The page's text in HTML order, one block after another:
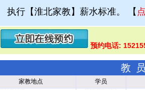
执行【淮北家教】薪水标准。 【
预约电话:
教
家教地点
学员